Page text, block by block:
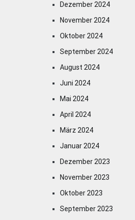
Dezember 2024
November 2024
Oktober 2024
September 2024
August 2024
Juni 2024
Mai 2024
April 2024
März 2024
Januar 2024
Dezember 2023
November 2023
Oktober 2023
September 2023